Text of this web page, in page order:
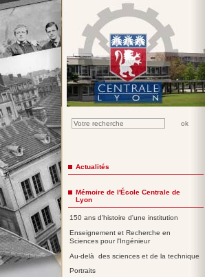
Actualités
Mémoire de l'École Centrale de
Lyon
150 ans d'histoire d'une institution
Enseignement et Recherche en
Sciences pour l'Ingénieur
Au-delà des sciences et de la technique
Portraits